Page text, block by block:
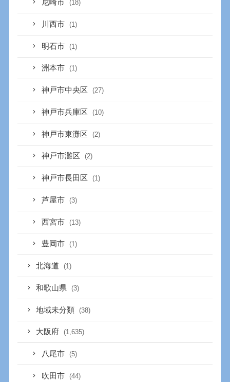
尼崎市 (18)
川西市 (1)
明石市 (1)
洲本市 (1)
神戸市中央区 (27)
神戸市兵庫区 (10)
神戸市東灘区 (2)
神戸市灘区 (2)
神戸市長田区 (1)
芦屋市 (3)
西宮市 (13)
豊岡市 (1)
北海道 (1)
和歌山県 (3)
地域未分類 (38)
大阪府 (1,635)
八尾市 (5)
吹田市 (44)